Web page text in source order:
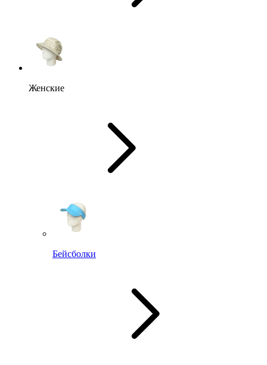
Женские
Бейсболки